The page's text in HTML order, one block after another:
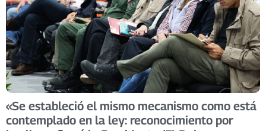
«Se estableció el mismo mecanismo como está
contemplado en la ley: reconocimiento por